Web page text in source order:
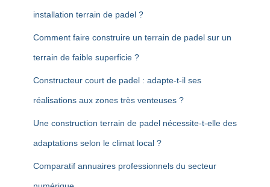
installation terrain de padel ?
Comment faire construire un terrain de padel sur un
terrain de faible superficie ?
Constructeur court de padel : adapte-t-il ses
réalisations aux zones très venteuses ?
Une construction terrain de padel nécessite-t-elle des
adaptations selon le climat local ?
Comparatif annuaires professionnels du secteur